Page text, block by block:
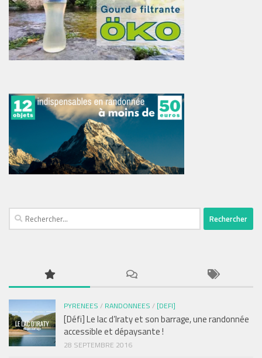
Rechercher :
PYRENEES / RANDONNEES / [DEFI]
[Défi] Le lac d’Iraty et son barrage, une randonnée
accessible et dépaysante !
28 SEPTEMBRE 2016